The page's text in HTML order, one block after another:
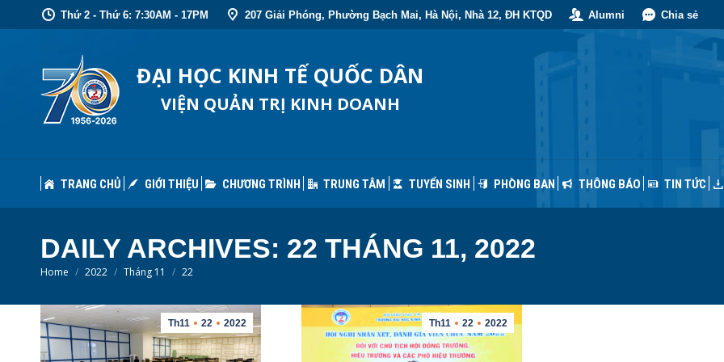
Thứ 2 - Thứ 6: 7:30AM - 17PM 207 Giải Phóng, Phường Bạch Mai, Hà Nội, Nhà 12, ĐH KTQD Alumni Chia sẻ
ĐẠI HỌC KINH TẾ QUỐC DÂN
VIỆN QUẢN TRỊ KINH DOANH
TRANG CHỦ GIỚI THIỆU CHƯƠNG TRÌNH TRUNG TÂM TUYỂN SINH PHÒNG BAN THÔNG BÁO TIN TỨC
DAILY ARCHIVES: 22 THÁNG 11, 2022
You are here:
Home 2022 Tháng 11 22
Th11 22 2022 Th11 22 2022
CHƯƠNG TRÌNH TRUNG TÂM TUYỂN SINH PHÒNG BAN THÔNG BÁO